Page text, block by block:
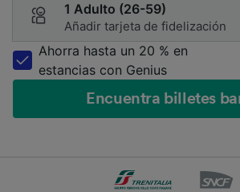
1 Adulto (26-59)
Añadir tarjeta de fidelización
Ahorra hasta un 20 % en
estancias con Genius
Encuentra billetes